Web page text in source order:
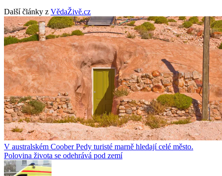
Další články z VědaŽivě.cz
V australském Coober Pedy turisté marně hledají celé město.
Polovina života se odehrává pod zemí